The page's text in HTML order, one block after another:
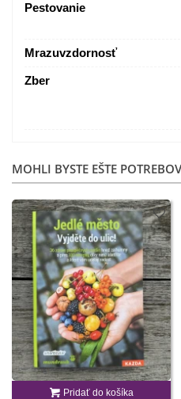
Pestovanie
Mrazuvzdornosť
Zber
MOHLI BYSTE EŠTE
Pridať do košíka